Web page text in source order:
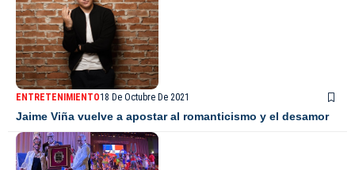
ENTRETENIMIENTO18 De Octubre De 2021
Jaime Viña vuelve a apostar al romanticismo y el desamor